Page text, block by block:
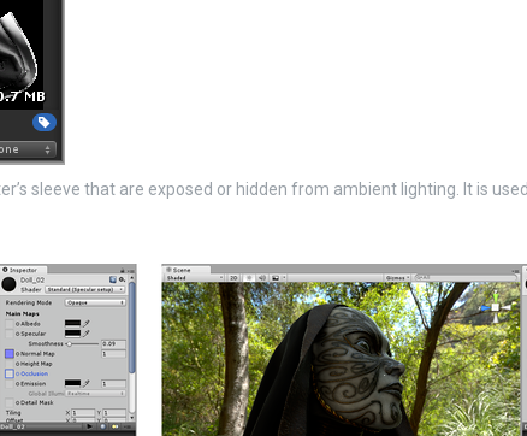
sleeve that are exposed or hidden from ambient lighting. It is